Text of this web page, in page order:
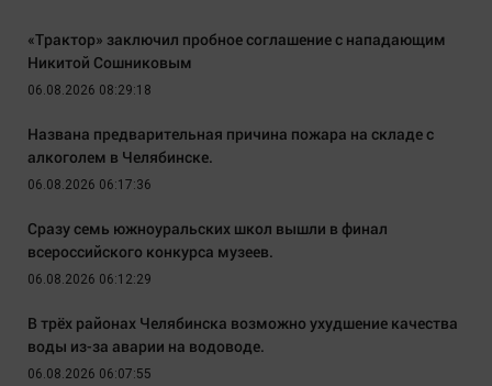
«Трактор» заключил пробное соглашение с нападающим
Никитой Сошниковым
06.08.2026 08:29:18
Названа предварительная причина пожара на складе с
алкоголем в Челябинске.
06.08.2026 06:17:36
Сразу семь южноуральских школ вышли в финал
всероссийского конкурса музеев.
06.08.2026 06:12:29
В трёх районах Челябинска возможно ухудшение качества
воды из-за аварии на водоводе.
06.08.2026 06:07:55